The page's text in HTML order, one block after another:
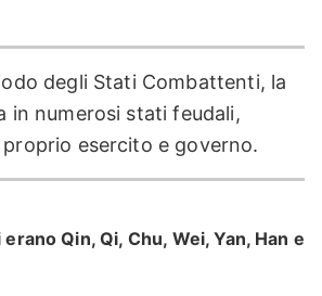
degli Stati Combattenti, la
in numerosi stati feudali,
esercito e governo.
Qin, Qi, Chu, Wei, Yan, Han e